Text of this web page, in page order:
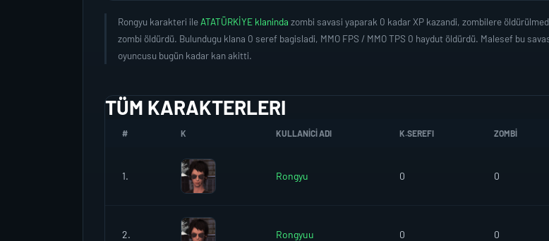
Rongyu karakteri ileATATÜRKİYE klaninda zombi savasi yaparak 0 kadar XP kazandi, zombilere
zombi öldürdü. Bulundugu klana 0 seref bagisladi, MMO FPS / MMO TPS 0 haydut öldürdü. Malesef bu
oyuncusu bugün kadar kan akitti.
TÜM KARAKTERLERI
# K KULLANICI ADI K.SEREFI ZOMBI
1. Rongyu 0 0
2. Rongyuu 0 0